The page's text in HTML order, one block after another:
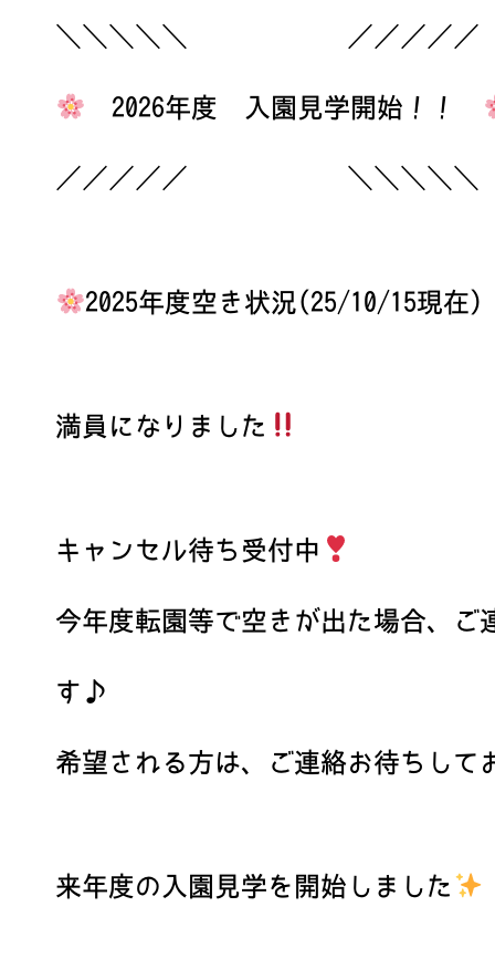
＼＼＼＼＼ ／／／／／
2026年度 入園見学開始！！
／／／／／ ＼＼＼＼＼
2025年度空き状況(25/10/15現在)
満員になりました
キャンセル待ち受付中
今年度転園等で空きが出た場合、ご
す♪
希望される方は、ご連絡お待ちして
来年度の入園見学を開始しました